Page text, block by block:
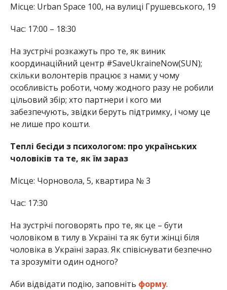
Місце: Urban Space 100, на вулиці Грушевського, 19
Час: 17:00 – 18:30
На зустрічі розкажуть про те, як виник
координаційний центр #SaveUkraineNow(SUN);
скільки волонтерів працює з нами; у чому
особливість роботи, чому жодного разу не робили
цільовий збір; хто партнери і кого ми
забезпечують, звідки беруть підтримку, і чому це
не лише про кошти.
Теплі бесіди з психологом: про українських
чоловіків та те, як їм зараз
Місце: Чорновола, 5, квартира № 3
Час: 17:30
На зустрічі поговорять про те, як це – бути
чоловіком в тилу в Україні та як бути жінці біля
чоловіка в Україні зараз. Як співіснувати безпечно
та зрозуміти один одного?
Аби відвідати подію, заповніть форму.